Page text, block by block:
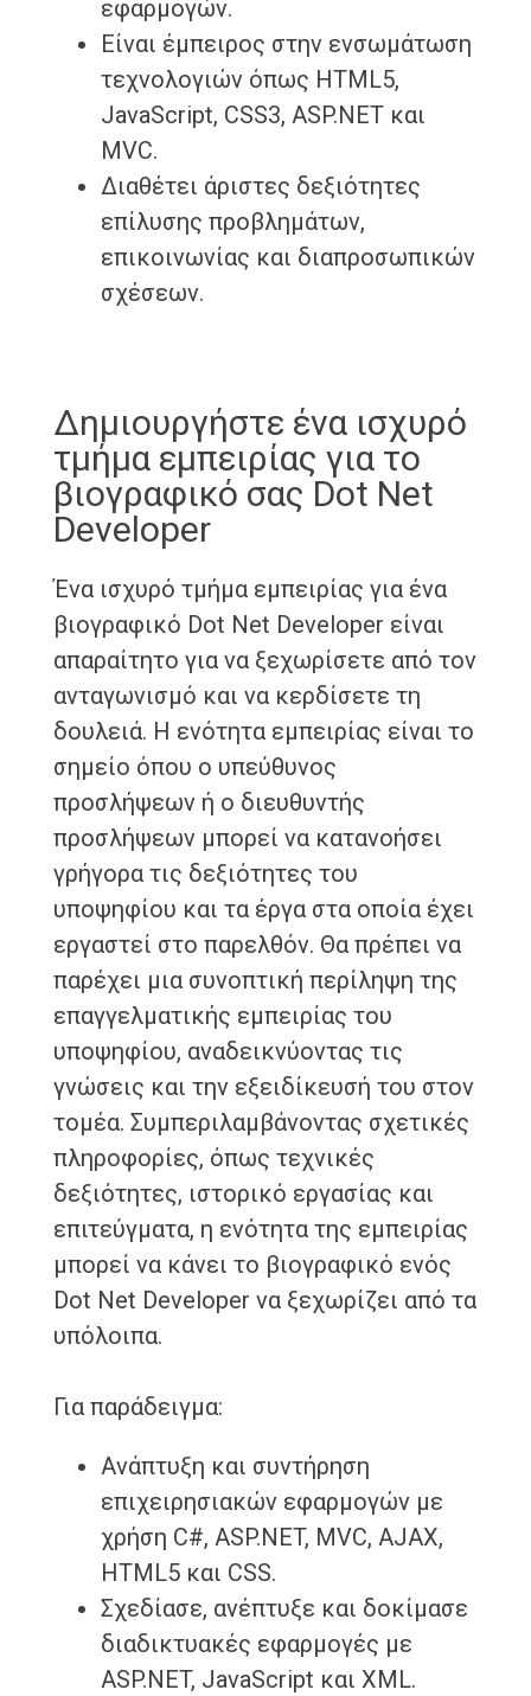
εφαρμογών.
Είναι έμπειρος στην ενσωμάτωση
τεχνολογιών όπως HTML5,
JavaScript, CSS3, ASP.NET και
MVC.
Διαθέτει άριστες δεξιότητες
επίλυσης προβλημάτων,
επικοινωνίας και διαπροσωπικών
σχέσεων.
Δημιουργήστε ένα ισχυρό
τμήμα εμπειρίας για το
βιογραφικό σας Dot Net
Developer
Ένα ισχυρό τμήμα εμπειρίας για ένα
βιογραφικό Dot Net Developer είναι
απαραίτητο για να ξεχωρίσετε από τον
ανταγωνισμό και να κερδίσετε τη
δουλειά. Η ενότητα εμπειρίας είναι το
σημείο όπου ο υπεύθυνος
προσλήψεων ή ο διευθυντής
προσλήψεων μπορεί να κατανοήσει
γρήγορα τις δεξιότητες του
υποψηφίου και τα έργα στα οποία έχει
εργαστεί στο παρελθόν. Θα πρέπει να
παρέχει μια συνοπτική περίληψη της
επαγγελματικής εμπειρίας του
υποψηφίου, αναδεικνύοντας τις
γνώσεις και την εξειδίκευσή του στον
τομέα. Συμπεριλαμβάνοντας σχετικές
πληροφορίες, όπως τεχνικές
δεξιότητες, ιστορικό εργασίας και
επιτεύγματα, η ενότητα της εμπειρίας
μπορεί να κάνει το βιογραφικό ενός
Dot Net Developer να ξεχωρίζει από τα
υπόλοιπα.
Για παράδειγμα:
Ανάπτυξη και συντήρηση
επιχειρησιακών εφαρμογών με
χρήση C#, ASP.NET, MVC, AJAX,
HTML5 και CSS.
Σχεδίασε, ανέπτυξε και δοκίμασε
διαδικτυακές εφαρμογές με
ASP.NET, JavaScript και XML.